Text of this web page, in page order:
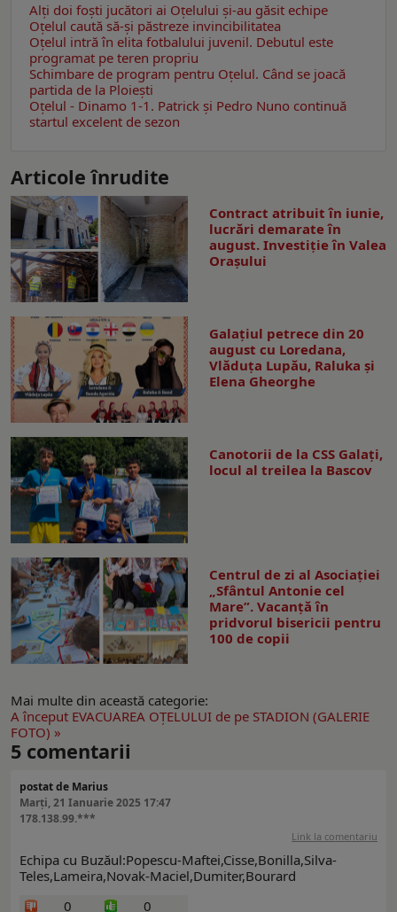
Alți doi foști jucători ai Oțelului și-au găsit echipe
Oțelul caută să-și păstreze invincibilitatea
Oțelul intră în elita fotbalului juvenil. Debutul este
programat pe teren propriu
Schimbare de program pentru Oțelul. Când se joacă
partida de la Ploiești
Oțelul - Dinamo 1-1. Patrick și Pedro Nuno continuă
startul excelent de sezon
Articole înrudite
Contract atribuit în iunie,
lucrări demarate în
august. Investiţie în Valea
Oraşului
Galaţiul petrece din 20
august cu Loredana,
Vlăduța Lupău, Raluka și
Elena Gheorghe
Canotorii de la CSS Galați,
locul al treilea la Bascov
Centrul de zi al Asociației
„Sfântul Antonie cel
Mare”. Vacanță în
pridvorul bisericii pentru
100 de copii
Mai multe din această categorie:
A început EVACUAREA OŢELULUI de pe STADION (GALERIE
FOTO) »
5 comentarii
postat de Marius
Marți, 21 Ianuarie 2025 17:47
178.138.99.***
Link la comentariu
Echipa cu Buzăul:Popescu-Maftei,Cisse,Bonilla,Silva-
Teles,Lameira,Novak-Maciel,Dumiter,Bourard
0
0